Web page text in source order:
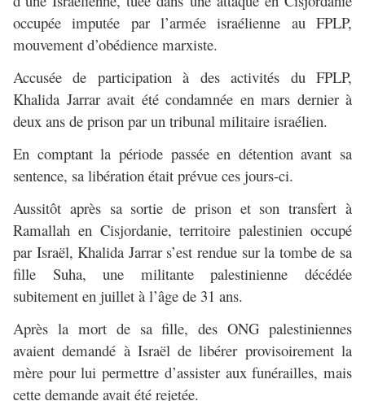
occupée imputée par l’armée israélienne au FPLP,
mouvement d’obédience marxiste.
Accusée de participation à des activités du FPLP,
Khalida Jarrar avait été condamnée en mars dernier à
deux ans de prison par un tribunal militaire israélien.
En comptant la période passée en détention avant sa
sentence, sa libération était prévue ces jours-ci.
Aussitôt après sa sortie de prison et son transfert à
Ramallah en Cisjordanie, territoire palestinien occupé
par Israël, Khalida Jarrar s’est rendue sur la tombe de sa
fille Suha, une militante palestinienne décédée
subitement en juillet à l’âge de 31 ans.
Après la mort de sa fille, des ONG palestiniennes
avaient demandé à Israël de libérer provisoirement la
mère pour lui permettre d’assister aux funérailles, mais
cette demande avait été rejetée.